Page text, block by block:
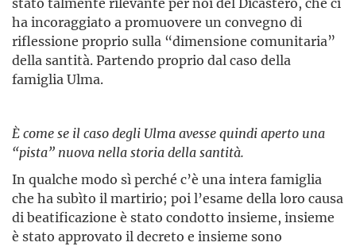
ha incoraggiato a promuovere un convegno di
riflessione proprio sulla “dimensione comunitaria”
della santità. Partendo proprio dal caso della
famiglia Ulma.
È come se il caso degli Ulma avesse quindi aperto una
“pista” nuova nella storia della santità.
In qualche modo sì perché c’è una intera famiglia
che ha subìto il martirio; poi l’esame della loro causa
di beatificazione è stato condotto insieme, insieme
è stato approvato il decreto e insieme sono